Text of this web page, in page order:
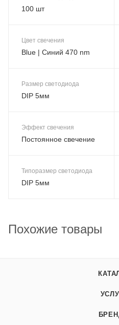
100 шт
Цвет свечения
Blue | Синий 470 nm
Размер светодиода
DIP 5мм
Эффект свечения
Постоянное свечение
Типоразмер светодиода
DIP 5мм
Похожие товары